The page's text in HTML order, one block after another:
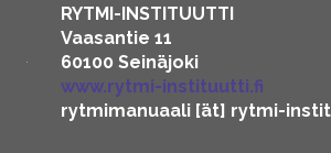
RYTMI-INSTITUUTTI
Vaasantie 11
60100 Seinäjoki
www.rytmi-instituutti.fi
rytmimanuaali [ät] rytmi-